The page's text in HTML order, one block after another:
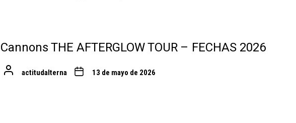
Cannons THE AFTERGLOW TOUR – FECHAS 2026
actitudalterna 13 de mayo de 2026